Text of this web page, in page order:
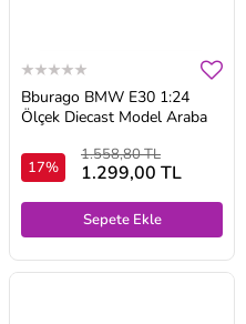
Bburago BMW E30 1:24
Ölçek Diecast Model Araba
17%
1.558,80 TL
1.299,00 TL
Sepete Ekle